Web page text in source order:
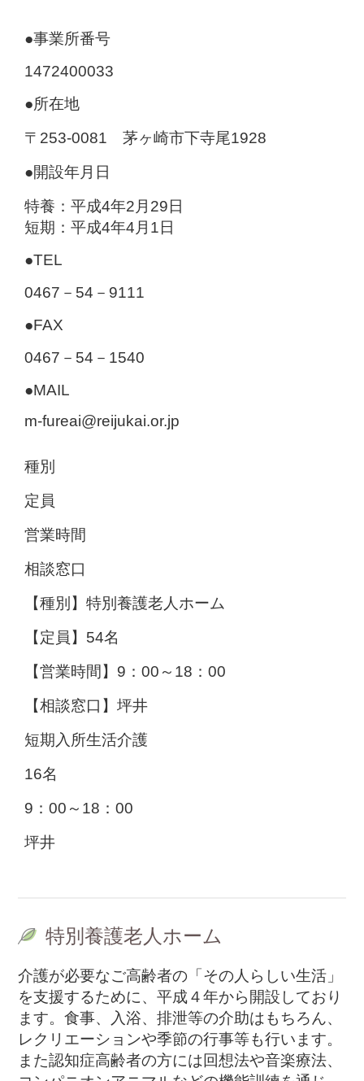
●事業所番号
1472400033
●所在地
〒253-0081 茅ヶ崎市下寺尾1928
●開設年月日
特養：平成4年2月29日
短期：平成4年4月1日
●TEL
0467－54－9111
●FAX
0467－54－1540
●MAIL
m-fureai@reijukai.or.jp
種別
定員
営業時間
相談窓口
特別養護老人ホーム
54名
9：00～18：00
坪井
短期入所生活介護
16名
9：00～18：00
坪井
特別養護老人ホーム
介護が必要なご高齢者の「その人らしい生活」
を支援するために、平成４年から開設しており
ます。食事、入浴、排泄等の介助はもちろん、
レクリエーションや季節の行事等も行います。
また認知症高齢者の方には回想法や音楽療法、